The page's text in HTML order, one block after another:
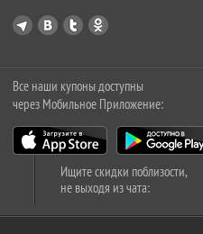
Все наши купоны доступны
через Мобильное Приложение:
Ищите скидки поблизости,
не выходя из чата: